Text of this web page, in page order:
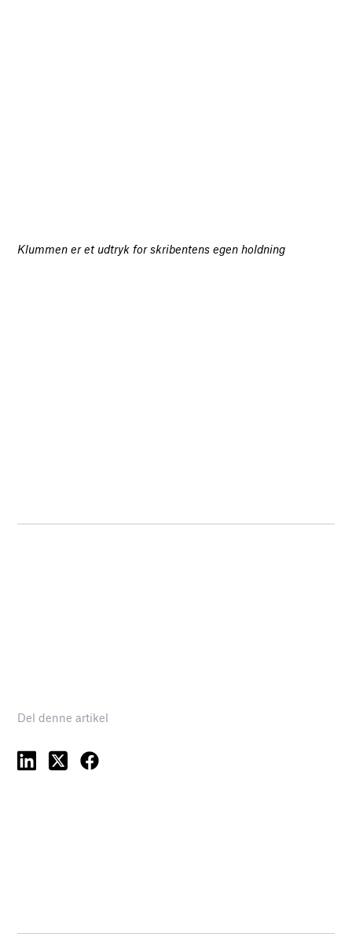
Klummen er et udtryk for skribentens egen holdning
Del denne artikel